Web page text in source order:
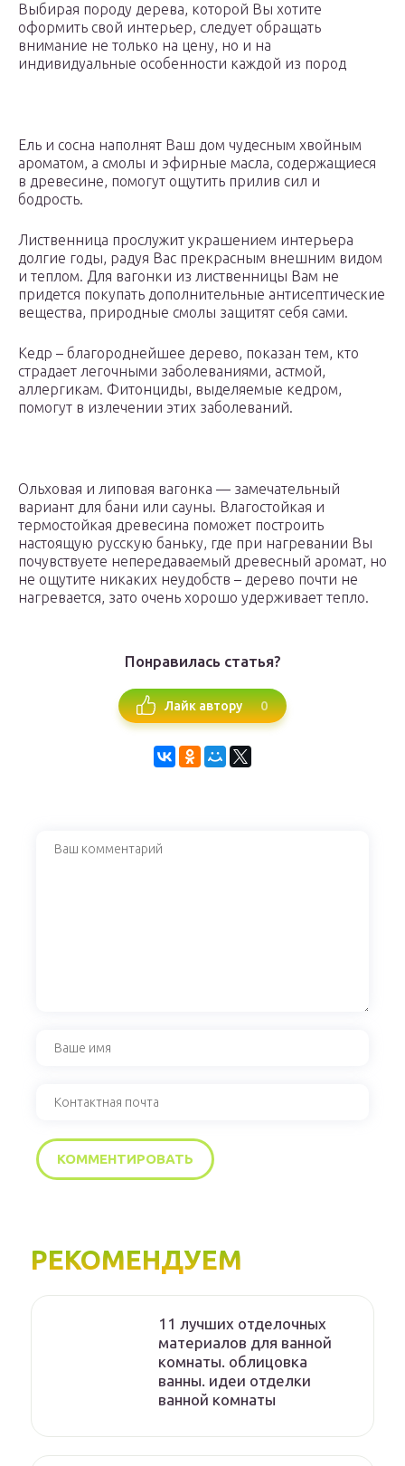
Выбирая породу дерева, которой Вы хотите
оформить свой интерьер, следует обращать
внимание не только на цену, но и на
индивидуальные особенности каждой из пород
Ель и сосна наполнят Ваш дом чудесным хвойным
ароматом, а смолы и эфирные масла, содержащиеся
в древесине, помогут ощутить прилив сил и
бодрость.
Лиственница прослужит украшением интерьера
долгие годы, радуя Вас прекрасным внешним видом
и теплом. Для вагонки из лиственницы Вам не
придется покупать дополнительные антисептические
вещества, природные смолы защитят себя сами.
Кедр – благороднейшее дерево, показан тем, кто
страдает легочными заболеваниями, астмой,
аллергикам. Фитонциды, выделяемые кедром,
помогут в излечении этих заболеваний.
Ольховая и липовая вагонка — замечательный
вариант для бани или сауны. Влагостойкая и
термостойкая древесина поможет построить
настоящую русскую баньку, где при нагревании Вы
почувствуете непередаваемый древесный аромат, но
не ощутите никаких неудобств – дерево почти не
нагревается, зато очень хорошо удерживает тепло.
Понравилась статья?
Лайк автору 0
РЕКОМЕНДУЕМ
11 лучших отделочных
материалов для ванной
комнаты. облицовка
ванны. идеи отделки
ванной комнаты